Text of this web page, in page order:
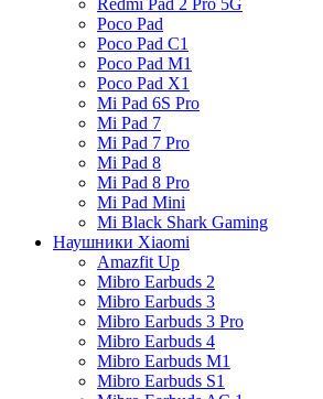
Poco Pad
Poco Pad C1
Poco Pad M1
Poco Pad X1
Mi Pad 6S Pro
Mi Pad 7
Mi Pad 7 Pro
Mi Pad 8
Mi Pad 8 Pro
Mi Pad Mini
Mi Black Shark Gaming
Наушники Xiaomi
Amazfit Up
Mibro Earbuds 2
Mibro Earbuds 3
Mibro Earbuds 3 Pro
Mibro Earbuds 4
Mibro Earbuds M1
Mibro Earbuds S1